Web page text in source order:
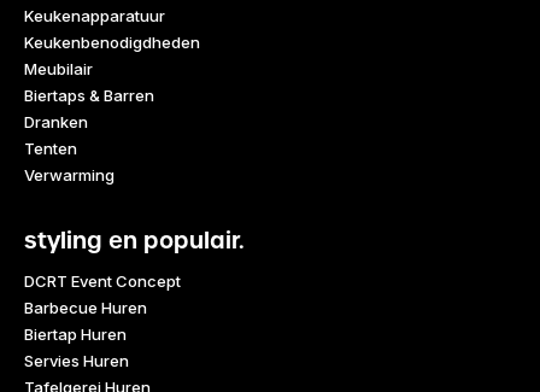
Keukenapparatuur
Keukenbenodigdheden
Meubilair
Biertaps & Barren
Dranken
Tenten
Verwarming
styling en populair.
DCRT Event Concept
Barbecue Huren
Biertap Huren
Servies Huren
Tafelgerei Huren